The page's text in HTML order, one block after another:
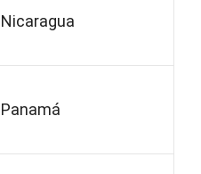
Nicaragua
Panamá